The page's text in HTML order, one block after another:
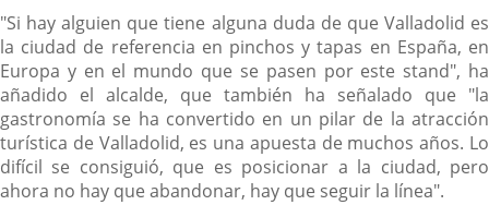
"Si hay alguien que tiene alguna duda de que Valladolid es
la ciudad de referencia en pinchos y tapas en España, en
Europa y en el mundo que se pasen por este stand", ha
añadido el alcalde, que también ha señalado que "la
gastronomía se ha convertido en un pilar de la atracción
turística de Valladolid, es una apuesta de muchos años. Lo
difícil se consiguió, que es posicionar a la ciudad, pero
ahora no hay que abandonar, hay que seguir la línea".